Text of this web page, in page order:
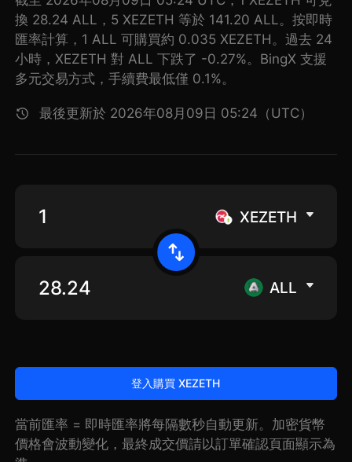
換 28.24 ALL，5 XEZETH 等於 141.20 ALL。按即時
匯率計算，1 ALL 可購買約 0.035 XEZETH。過去 24
小時，XEZETH 對 ALL 下跌了 -0.27%。BingX 支援
多元交易方式，手續費最低僅 0.1%。
最後更新於 2026年08月09日 05:24（UTC）
XEZETH
ALL
登入購買 XEZETH
當前匯率 = 即時匯率將每隔數秒自動更新。加密貨幣
價格會波動變化，最終成交價請以訂單確認頁面顯示為